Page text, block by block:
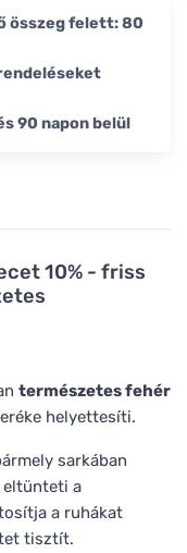
10% - friss
természetes fehér
helyettesíti.
sarkában
eltünteti a
a ruhákat
tisztít.
összeg felett: 80
90 napon belül